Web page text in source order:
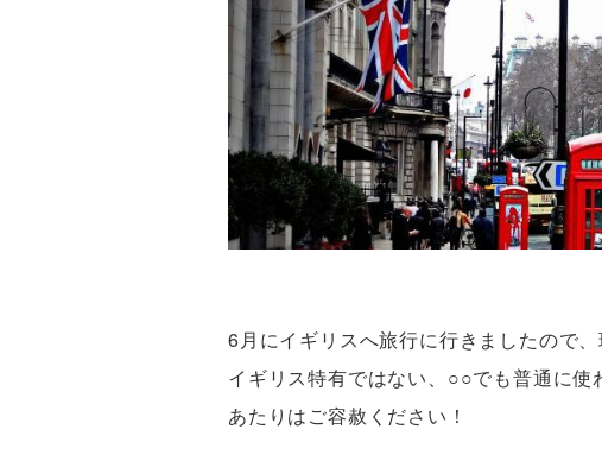
6月にイギリスへ旅行に行きましたので
イギリス特有ではない、○○でも普通に
あたりはご容赦ください！